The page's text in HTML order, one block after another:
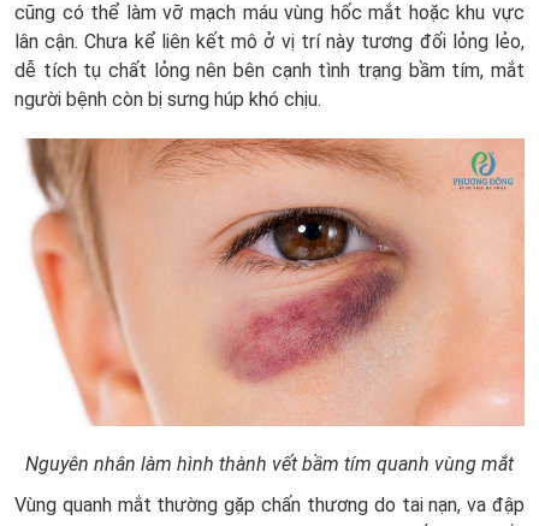
cũng có thể làm vỡ mạch máu vùng hốc mắt hoặc khu vực
lân cận. Chưa kể liên kết mô ở vị trí này tương đối lỏng lẻo,
dễ tích tụ chất lỏng nên bên cạnh tình trạng bầm tím, mắt
người bệnh còn bị sưng húp khó chịu.
Nguyên nhân làm hình thành vết bầm tím quanh vùng mắt
Vùng quanh mắt thường gặp chấn thương do tai nạn, va đập